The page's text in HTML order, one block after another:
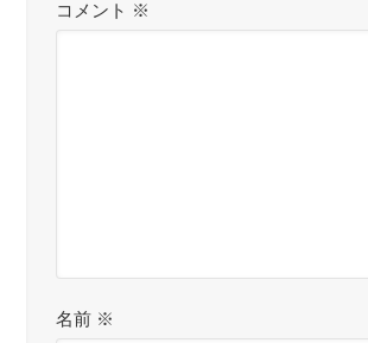
コメント ※
名前 ※